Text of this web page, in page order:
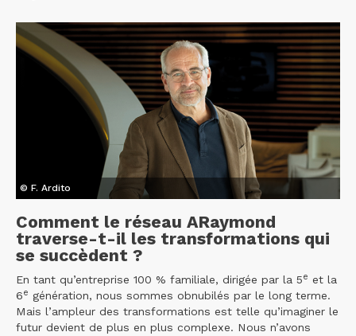
© F. Ardito
Comment le réseau ARaymond
traverse-t-il les transformations qui
se succèdent ?
En tant qu’entreprise 100 % familiale, dirigée par la 5e et la
6e génération, nous sommes obnubilés par le long terme.
Mais l’ampleur des transformations est telle qu’imaginer le
futur devient de plus en plus complexe. Nous n’avons